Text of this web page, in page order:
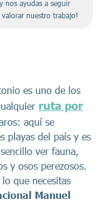
nos ayudas a seguir
nuestro trabajo!
es uno de los
ruta por
aquí se
playas del país y es
ver fauna,
y osos perezosos.
que necesitas
Manuel